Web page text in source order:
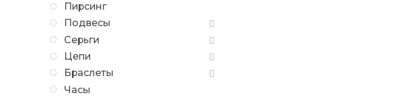
Пирсинг
Подвесы
Серьги
Цепи
Браслеты
Часы